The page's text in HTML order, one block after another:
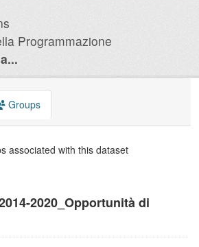
Programmazione
2020_Opportunità di
Groups
associated with this dataset